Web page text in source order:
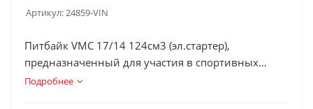
Артикул:24859-VIN
Питбайк VMC 17/14 124см3 (эл.стартер),
предназначенный для участия в спортивных
соревн.
Подробнее